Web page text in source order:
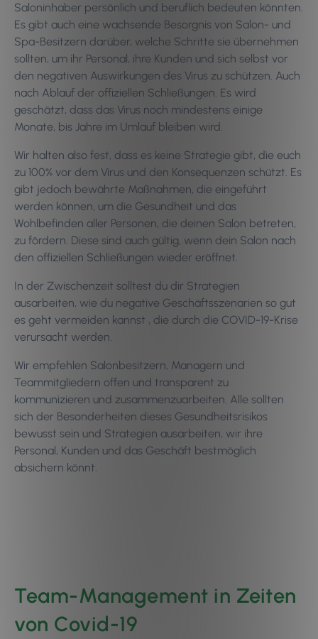
Saloninhaber persönlich und beruflich bedeuten könnten.
Es gibt auch eine wachsende Besorgnis von Salon- und
Spa-Besitzern darüber, welche Schritte sie übernehmen
sollten, um ihr Personal, ihre Kunden und sich selbst vor
den negativen Auswirkungen des Virus zu schützen. Auch
nach Ablauf der offiziellen Schließungen. Es wird
geschätzt, dass das Virus noch mindestens einige
Monate, bis Jahre im Umlauf bleiben wird.
Wir halten also fest, dass es keine Strategie gibt, die euch
zu 100% vor dem Virus und den Konsequenzen schützt. Es
gibt jedoch bewährte Maßnahmen, die eingeführt
werden können, um die Gesundheit und das
Wohlbefinden aller Personen, die deinen Salon betreten,
zu fördern. Diese sind auch gültig, wenn dein Salon nach
den offiziellen Schließungen wieder eröffnet.
In der Zwischenzeit solltest du dir Strategien
ausarbeiten, wie du negative Geschäftsszenarien so gut
es geht vermeiden kannst , die durch die COVID-19-Krise
verursacht werden.
Wir empfehlen Salonbesitzern, Managern und
Teammitgliedern offen und transparent zu
kommunizieren und zusammenzuarbeiten. Alle sollten
sich der Besonderheiten dieses Gesundheitsrisikos
bewusst sein und Strategien ausarbeiten, wir ihre
Personal, Kunden und das Geschäft bestmöglich
absichern könnt.
Team-Management in Zeiten
von Covid-19